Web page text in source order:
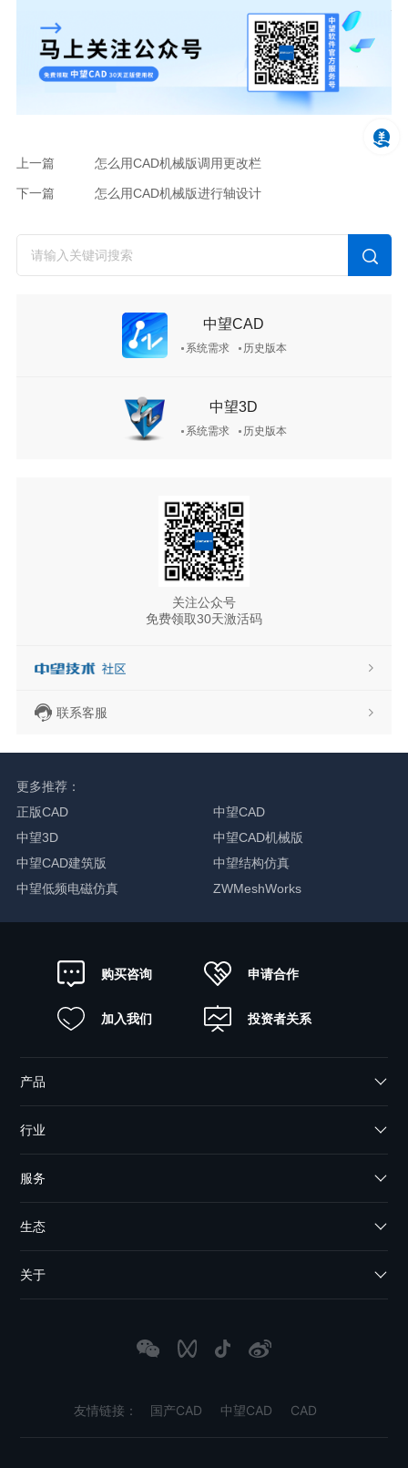
上一篇 怎么用CAD机械版调用更改栏
下一篇 怎么用CAD机械版进行轴设计
中望CAD
系统需求 历史版本
中望3D
系统需求 历史版本
关注公众号
免费领取30天激活码
联系客服
更多推荐：
正版CAD
中望CAD
中望3D
中望CAD机械版
中望CAD建筑版
中望结构仿真
中望低频电磁仿真
ZWMeshWorks
购买咨询 申请合作
加入我们 投资者关系
产品
行业
服务
生态
关于
友情链接： 国产CAD 中望CAD CAD